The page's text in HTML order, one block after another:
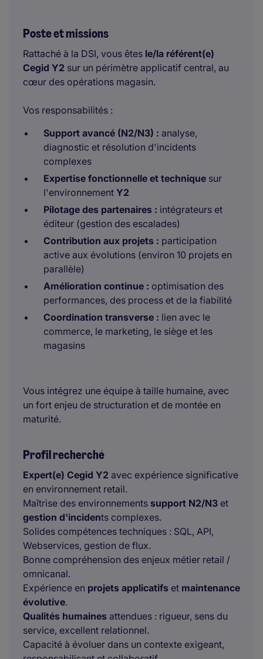
Poste et missions
Rattaché à la DSI, vous êtes le/la référent(e)
Cegid Y2 sur un périmètre applicatif central, au
cœur des opérations magasin.
Vos responsabilités :
Support avancé (N2/N3) : analyse,
diagnostic et résolution d'incidents
complexes
Expertise fonctionnelle et technique sur
l'environnement Y2
Pilotage des partenaires : intégrateurs et
éditeur (gestion des escalades)
Contribution aux projets : participation
active aux évolutions (environ 10 projets en
parallèle)
Amélioration continue : optimisation des
performances, des process et de la fiabilité
Coordination transverse : lien avec le
commerce, le marketing, le siège et les
magasins
Vous intégrez une équipe à taille humaine, avec
un fort enjeu de structuration et de montée en
maturité.
Profil recherché
Expert(e) Cegid Y2 avec expérience significative
en environnement retail.
Maîtrise des environnements support N2/N3 et
gestion d'incidents complexes.
Solides compétences techniques : SQL, API,
Webservices, gestion de flux.
Bonne compréhension des enjeux métier retail /
omnicanal.
Expérience en projets applicatifs et maintenance
évolutive.
Qualités humaines attendues : rigueur, sens du
service, excellent relationnel.
Capacité à évoluer dans un contexte exigeant,